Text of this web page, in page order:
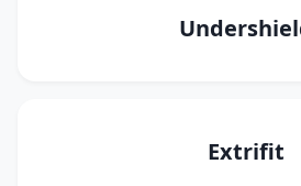
Extrifit